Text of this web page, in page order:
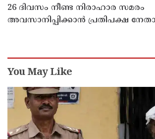
26 ദിവസം നീണ്ട നിരാഹാര സമരം
അവസാനിപ്പിക്കാൻ പ്രതിപക്ഷ
You May Like